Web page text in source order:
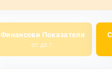
Финансови Показатели
от до г.